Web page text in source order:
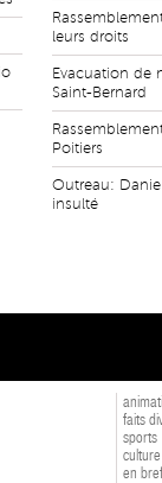
leurs droits
Evacuation de
Saint-Bernard
Poitiers
Outreau:
insulté
faits
sports
culture
en bref